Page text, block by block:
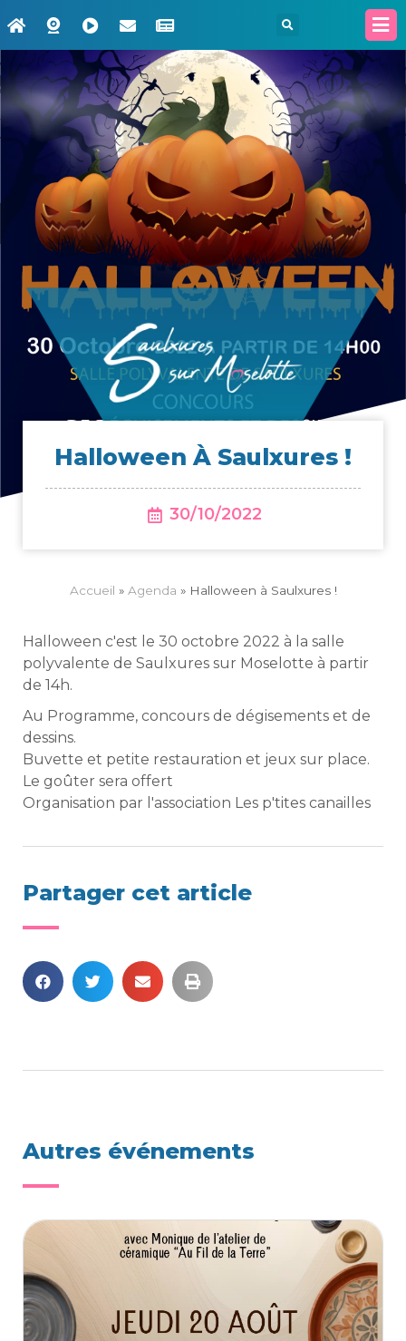
Hal­lo­ween À Saulxures !
30/10/2022
Accueil » Agenda » Halloween à Saulxures !
Halloween c'est le 30 octobre 2022 à la salle
polyvalente de Saulxures sur Moselotte à partir
de 14h.
Au Programme, concours de dégisements et de
dessins.
Buvette et petite restauration et jeux sur place.
Le goûter sera offert
Organisation par l'association Les p'tites canailles
Partager cet article
Autres événements